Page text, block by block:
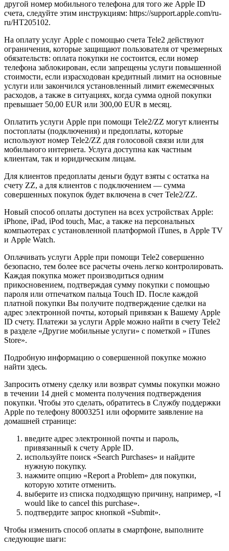
другой номер мобильного телефона для того же Apple ID
счета, следуйте этим инструкциям: https://support.apple.com/ru-
ru/HT205102.
На оплату услуг Apple с помощью счета Tele2 действуют
ограничения, которые защищают пользователя от чрезмерных
обязательств: оплата покупки не состоится, если номер
телефона заблокирован, если запрещены услуги повышенной
стоимости, если израсходован кредитный лимит на основные
услуги или закончился установленный лимит ежемесячных
расходов, а также в ситуациях, когда сумма одной покупки
превышает 50,00 EUR или 300,00 EUR в месяц.
Оплатить услуги Apple при помощи Tele2/ZZ могут клиенты
постоплаты (подключения) и предоплаты, которые
используют номер Tele2/ZZ для голосовой связи или для
мобильного интернета. Услуга доступна как частным
клиентам, так и юридическим лицам.
Для клиентов предоплаты деньги будут взяты с остатка на
счету ZZ, а для клиентов с подключением — сумма
совершенных покупок будет включена в счет Tele2/ZZ.
Новый способ оплаты доступен на всех устройствах Apple:
iPhone, iPad, iPod touch, Mac, а также на персональных
компьютерах с установленной платформой iTunes, в Apple TV
и Apple Watch.
Оплачивать услуги Apple при помощи Tele2 совершенно
безопасно, тем более все расчеты очень легко контролировать.
Каждая покупка может производиться одним
прикосновением, подтверждая сумму покупки с помощью
пароля или отпечатком пальца Touch ID. После каждой
платной покупки Вы получите подтверждение сделки на
адрес электронной почты, который привязан к Вашему Apple
ID счету. Платежи за услуги Apple можно найти в счету Tele2
в разделе «Другие мобильные услуги» с пометкой » iTunes
Store».
Подробную информацию о совершенной покупке можно
найти здесь.
Запросить отмену сделку или возврат суммы покупки можно
в течении 14 дней с момента получения подтверждения
покупки. Чтобы это сделать, обратитесь в Службу поддержки
Apple по телефону 80003251 или оформите заявление на
домашней странице:
введите адрес электронной почты и пароль,
привязанный к счету Apple ID.
используйте поиск «Search Purchases» и найдите
нужную покупку.
нажмите опцию «Report a Problem» для покупки,
которую хотите отменить.
выберите из списка подходящую причину, например, «I
would like to cancel this purchase».
подтвердите запрос кнопкой «Submit».
Чтобы изменить способ оплаты в смартфоне, выполните
следующие шаги: